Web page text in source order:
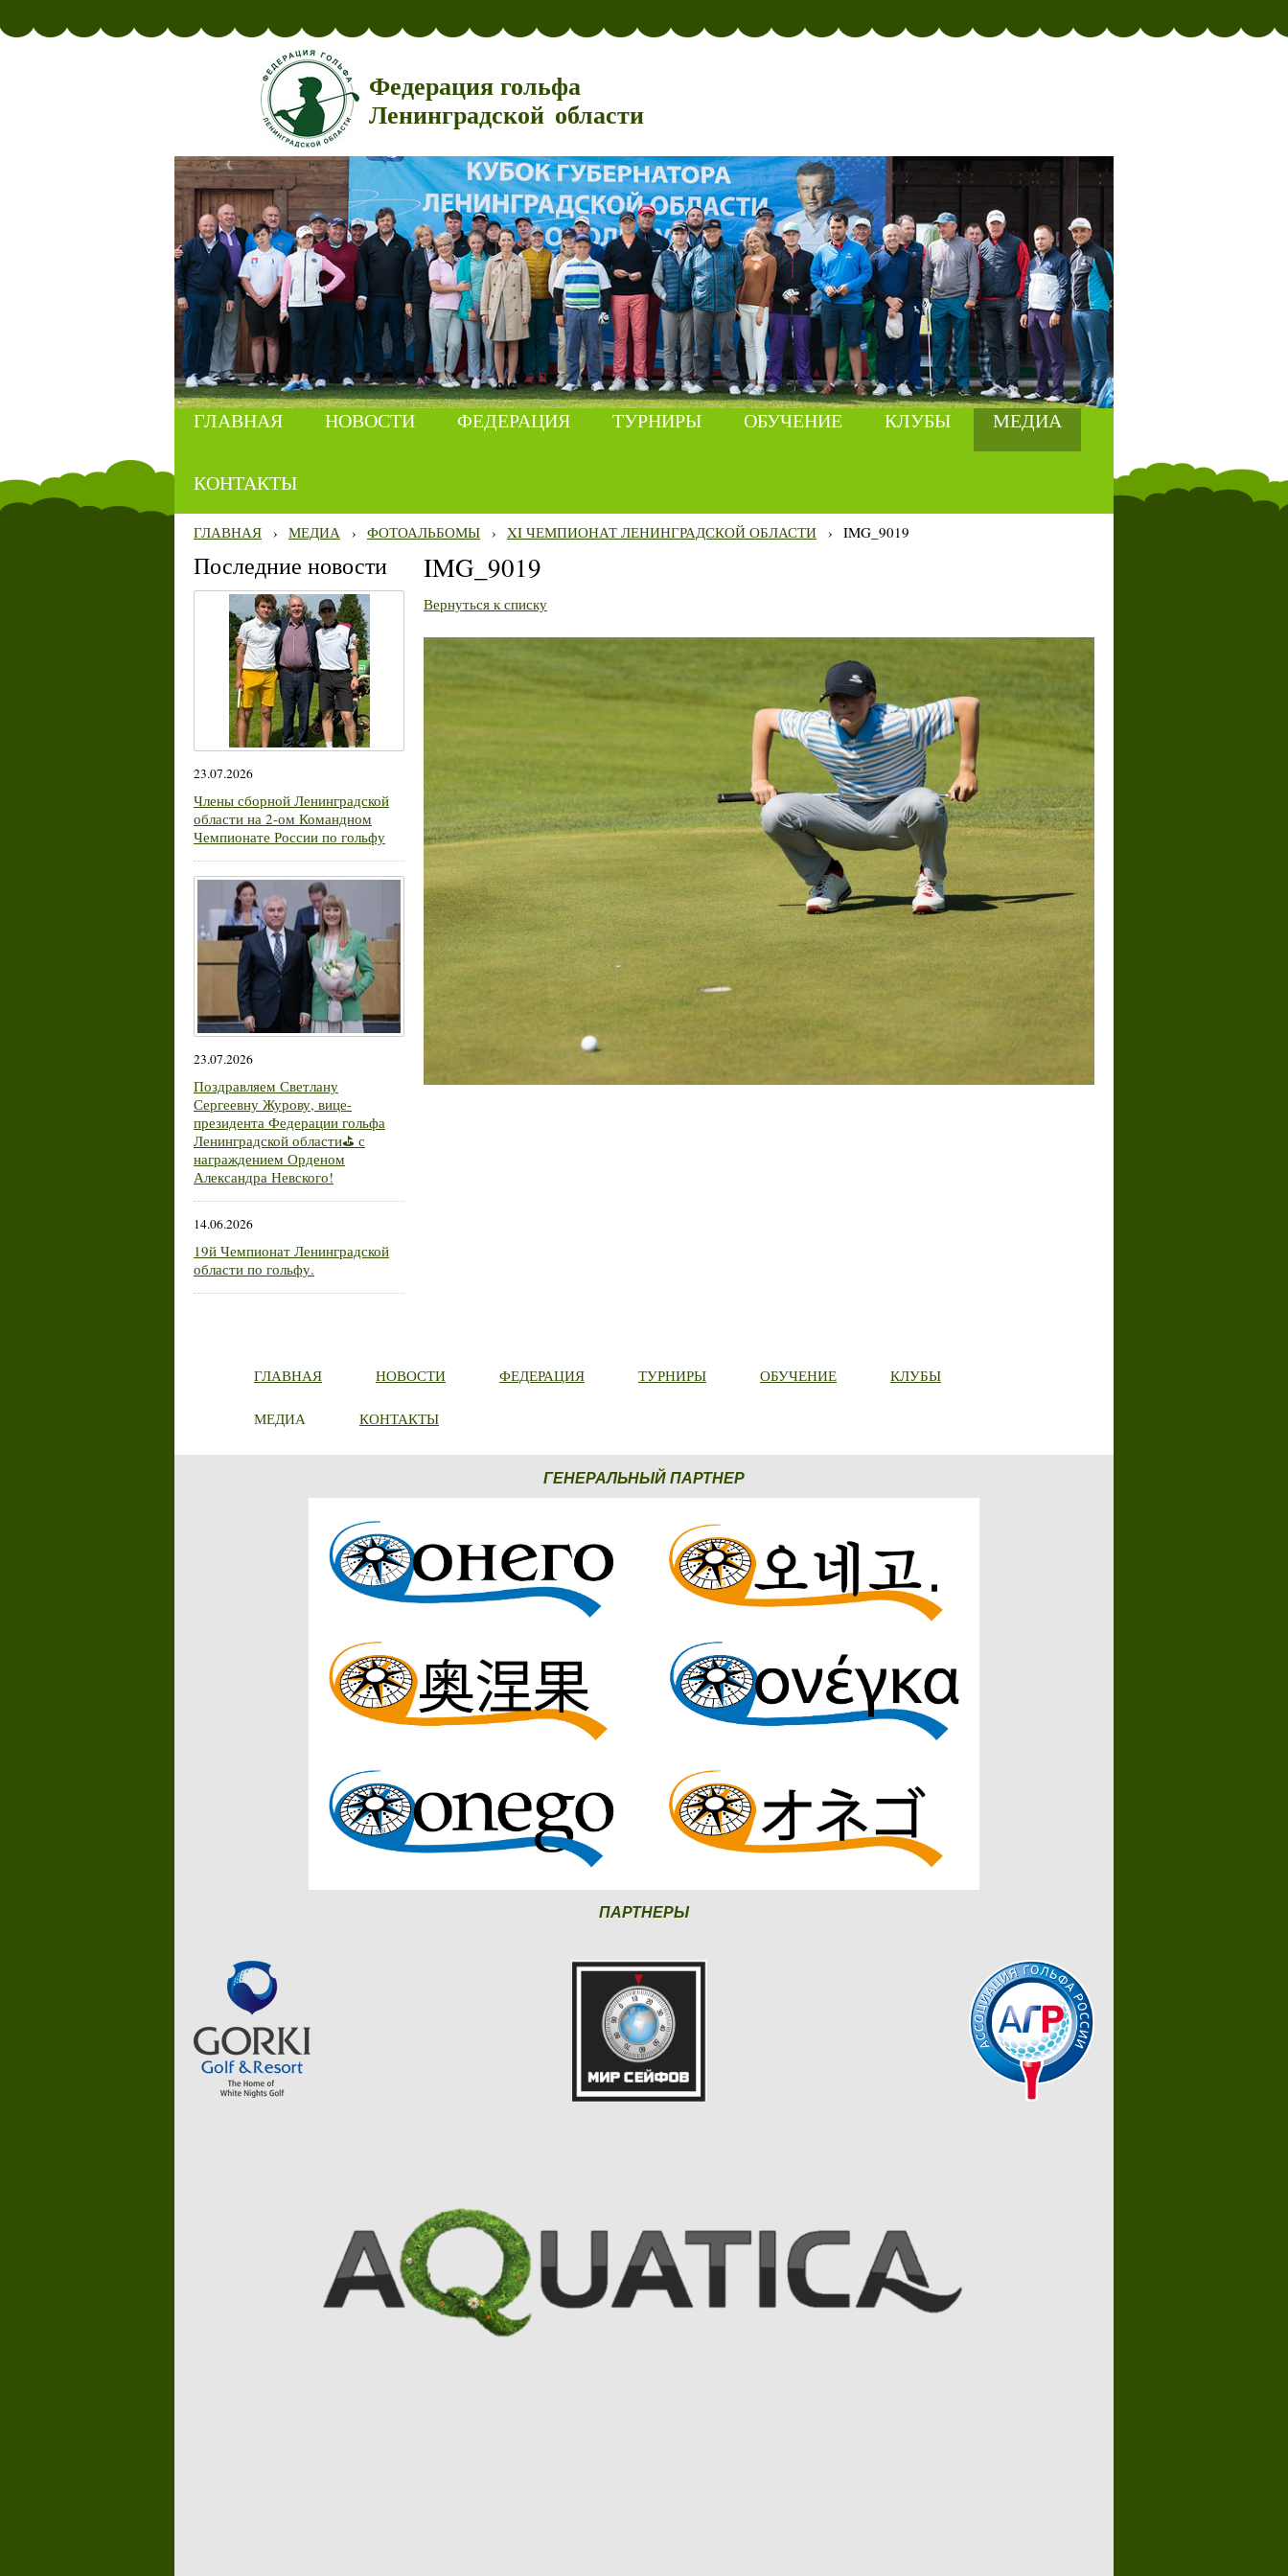
Федерация гольфа
Ленинградской области
ГЛАВНАЯ НОВОСТИ ФЕДЕРАЦИЯ ТУРНИРЫ ОБУЧЕНИЕ КЛУБЫ МЕДИА
КОНТАКТЫ
ГЛАВНАЯ › МЕДИА › ФОТОАЛЬБОМЫ › XI ЧЕМПИОНАТ ЛЕНИНГРАДСКОЙ ОБЛАСТИ › IMG_9019
Последние новости
23.07.2026
Члены сборной Ленинградской
области на 2-ом Командном
Чемпионате России по гольфу
23.07.2026
Поздравляем Светлану
Сергеевну Журову, вице-
президента Федерации гольфа
Ленинградской области⛳ с
награждением Орденом
Александра Невского!
14.06.2026
19й Чемпионат Ленинградской
области по гольфу.
IMG_9019
Вернуться к списку
ГЛАВНАЯ НОВОСТИ ФЕДЕРАЦИЯ ТУРНИРЫ ОБУЧЕНИЕ КЛУБЫ
МЕДИА КОНТАКТЫ
ГЕНЕРАЛЬНЫЙ ПАРТНЕР
ПАРТНЕРЫ